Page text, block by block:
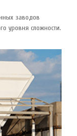
заводов
уровня сложности.